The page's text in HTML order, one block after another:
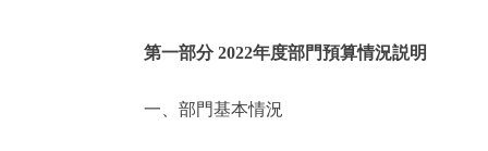
第一部分 2022年度部門預算情況説明
一、部門基本情況